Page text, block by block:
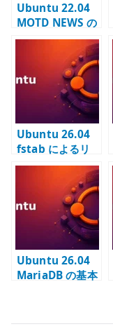
Ubuntu 22.04
MOTD NEWS の
外部通信を停止
する – ログイン
時の不要な通信
を抑える
Ubuntu 26.04
fstab によるリ
モートマウント –
リモートストレ
ージを固定マウ
ントする
Ubuntu 26.04
MariaDB の基本
を管理する